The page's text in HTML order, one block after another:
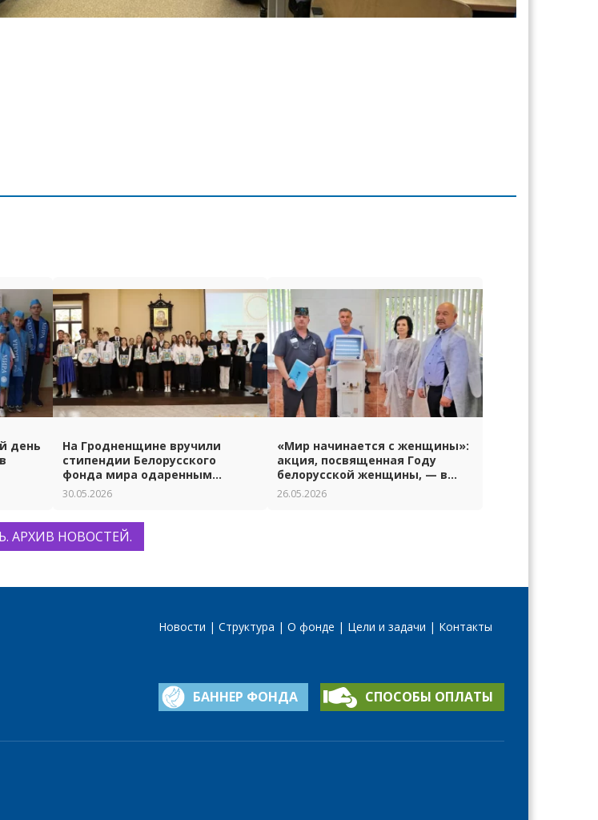
день
На Гродненщине вручили
стипендии Белорусского
фонда мира одаренным
ученикам и студентам.
30.05.2026
«Мир начинается с женщины»:
акция, посвященная Году
белорусской женщины, — в
Гродно
26.05.2026
АРХИВ НОВОСТЕЙ.
Новости Структура О фонде Цели и задачи Контакты
СПОСОБЫ ОПЛАТЫ
БАННЕР ФОНДА